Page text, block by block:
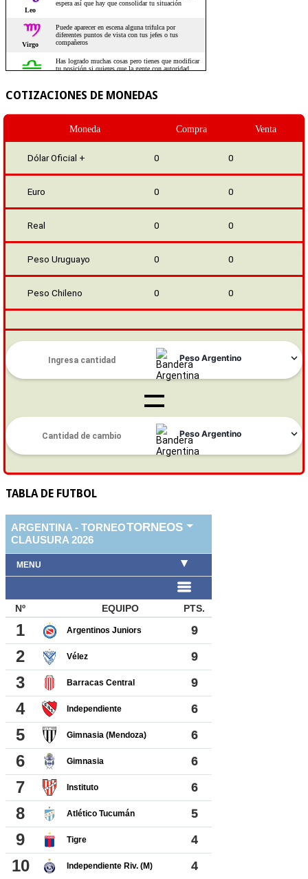
COTIZACIONES DE MONEDAS
Moneda Compra Venta
Dólar Oficial + 0 0
Euro 0 0
Real 0 0
Peso Uruguayo 0 0
Peso Chileno 0 0
TABLA DE FUTBOL